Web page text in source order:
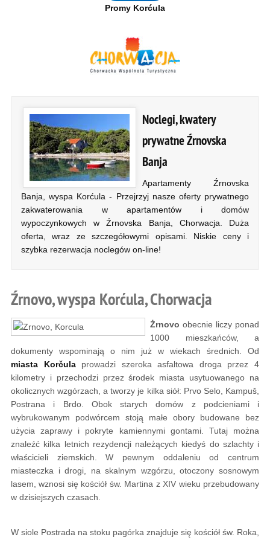
Promy Korćula
Noclegi, kwatery
prywatne Źrnovska
Banja
Apartamenty Źrnovska
Banja, wyspa Korćula - Przejrzyj nasze oferty prywatnego
zakwaterowania w apartamentów i domów
wypoczynkowych w Źrnovska Banja, Chorwacja. Duża
oferta, wraz ze szczegółowymi opisami. Niskie ceny i
szybka rezerwacja noclegów on-line!
Źrnovo, wyspa Korćula, Chorwacja
Żrnovo obecnie liczy ponad
1000 mieszkańców, a
dokumenty wspominają o nim już w wiekach średnich. Od
miasta Korčulaprowadzi szeroka asfaltowa droga przez 4
kilometry i przechodzi przez środek miasta usytuowanego na
okolicznych wzgórzach, a tworzy je kilka siół: Prvo Selo, Kampuš,
Postrana i Brdo. Obok starych domów z podcieniami i
wybrukowanym podwórcem stoją małe obory budowane bez
użycia zaprawy i pokryte kamiennymi gontami. Tutaj można
znaleźć kilka letnich rezydencji należących kiedyś do szlachty i
właścicieli ziemskich. W pewnym oddaleniu od centrum
miasteczka i drogi, na skalnym wzgórzu, otoczony sosnowym
lasem, wznosi się kościół św. Martina z XIV wieku przebudowany
w dzisiejszych czasach.
W siole Postrada na stoku pagórka znajduje się kościół św. Roka,